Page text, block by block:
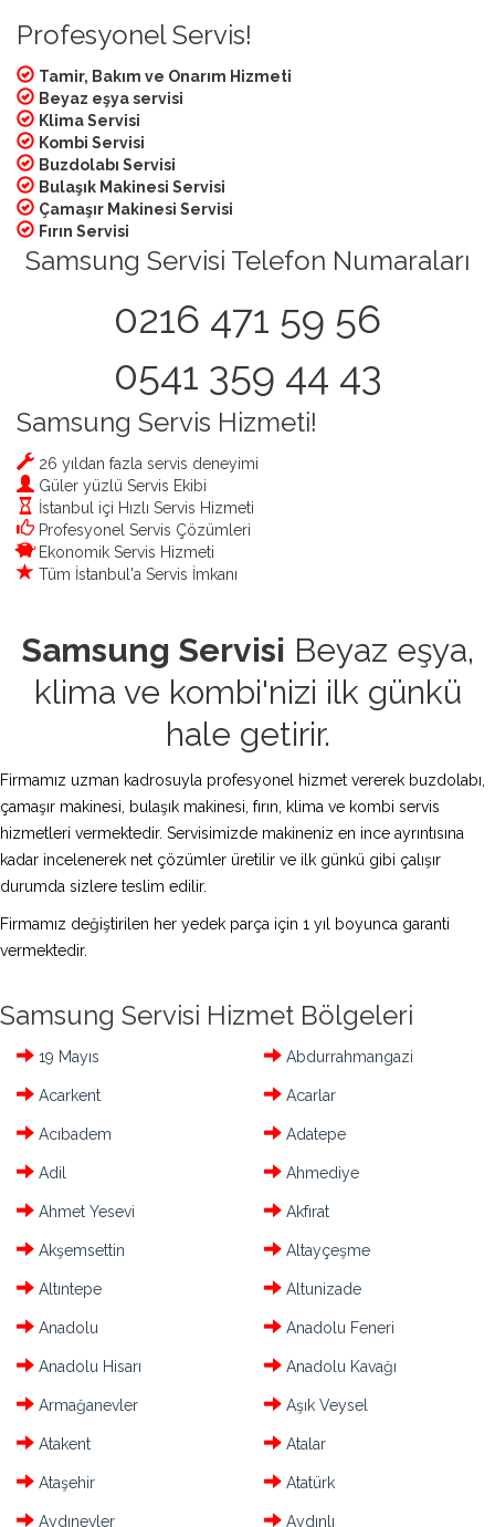
Profesyonel Servis!
Tamir, Bakım ve Onarım Hizmeti
Beyaz eşya servisi
Klima Servisi
Kombi Servisi
Buzdolabı Servisi
Bulaşık Makinesi Servisi
Çamaşır Makinesi Servisi
Fırın Servisi
Samsung Servisi Telefon Numaraları
0216 471 59 56
0541 359 44 43
Samsung Servis Hizmeti!
26 yıldan fazla servis deneyimi
Güler yüzlü Servis Ekibi
İstanbul içi Hızlı Servis Hizmeti
Profesyonel Servis Çözümleri
Ekonomik Servis Hizmeti
Tüm İstanbul'a Servis İmkanı
Samsung Servisi Beyaz eşya,
klima ve kombi'nizi ilk günkü
hale getirir.
Firmamız uzman kadrosuyla profesyonel hizmet vererek buzdolabı,
çamaşır makinesi, bulaşık makinesi, fırın, klima ve kombi servis
hizmetleri vermektedir. Servisimizde makineniz en ince ayrıntısına
kadar incelenerek net çözümler üretilir ve ilk günkü gibi çalışır
durumda sizlere teslim edilir.
Firmamız değiştirilen her yedek parça için 1 yıl boyunca garanti
vermektedir.
Samsung Servisi Hizmet Bölgeleri
19 Mayıs Abdurrahmangazi
Acarkent Acarlar
Acıbadem Adatepe
Adil Ahmediye
Ahmet Yesevi Akfırat
Akşemsettin Altayçeşme
Altıntepe Altunizade
Anadolu Anadolu Feneri
Anadolu Hisarı Anadolu Kavağı
Armağanevler Aşık Veysel
Atakent Atalar
Ataşehir Atatürk
Aydınevler Aydınlı